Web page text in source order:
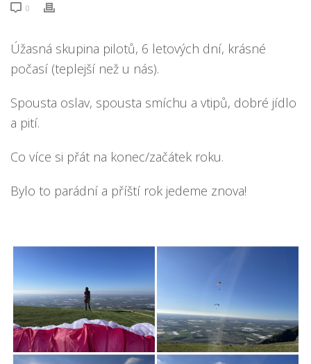
0
Úžasná skupina pilotů, 6 letových dní, krásné
počasí (teplejší než u nás).
Spousta oslav, spousta smíchu a vtipů, dobré jídlo
a pití.
Co více si přát na konec/začátek roku.
Bylo to parádní a příští rok jedeme znova!